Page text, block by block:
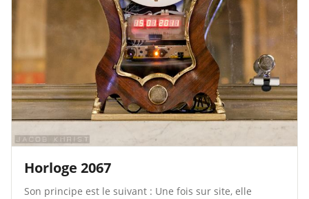
Horloge 2067
Son principe est le suivant : Une fois sur site, elle